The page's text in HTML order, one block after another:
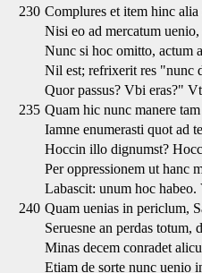
230 Complures et item hinc
Nisi eo ad mercatum
Nunc si hoc omitto, actum
Nil est; refrixerit res "nunc
Quor passus? Vbi eras?"
235 Quam hic nunc manere
Iamne enumerasti quot ad
Hoccin illo dignumst?
Per oppressionem ut hanc
Labascit: unum hoc habeo.
240 Quam uenias in periclum,
Seruesne an perdas totum,
Minas decem conradet
Etiam de sorte nunc uenio